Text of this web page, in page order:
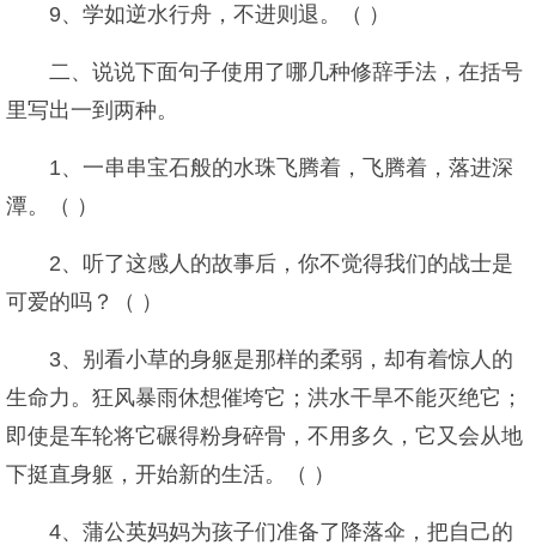
9、学如逆水行舟，不进则退。（ ）
二、说说下面句子使用了哪几种修辞手法，在括号
里写出一到两种。
1、一串串宝石般的水珠飞腾着，飞腾着，落进深
潭。（ ）
2、听了这感人的故事后，你不觉得我们的战士是
可爱的吗？（ ）
3、别看小草的身躯是那样的柔弱，却有着惊人的
生命力。狂风暴雨休想催垮它；洪水干旱不能灭绝它；
即使是车轮将它碾得粉身碎骨，不用多久，它又会从地
下挺直身躯，开始新的生活。（ ）
4、蒲公英妈妈为孩子们准备了降落伞，把自己的